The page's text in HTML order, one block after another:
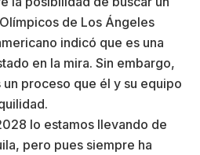
de Los Ángeles
indicó que es una
en la mira. Sin embargo,
proceso que él y su equipo
lo estamos llevando de
pero pues siempre ha